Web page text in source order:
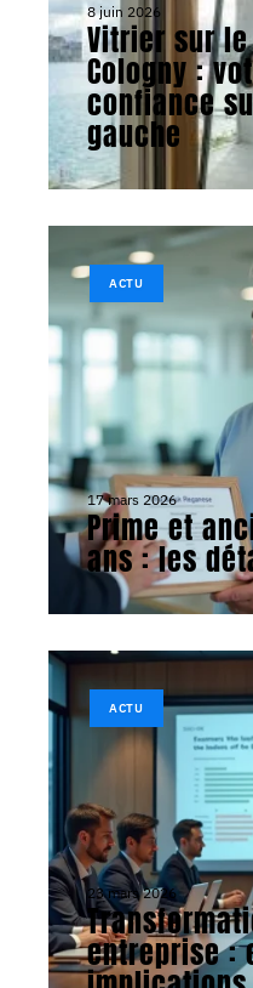
8 juin 2026
Vitrier sur
Cologny :
confiance
gauche
ACTU
17 mars 2026
Prime et
ans : les
ACTU
23 mars 2026
entreprise :